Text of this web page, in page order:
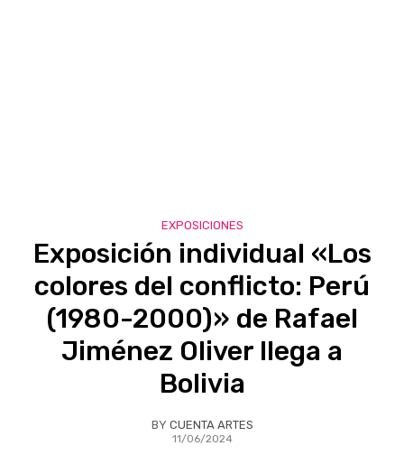
EXPOSICIONES
Exposición individual «Los
colores del conflicto: Perú
(1980-2000)» de Rafael
Jiménez Oliver llega a
Bolivia
BY CUENTA ARTES
11/06/2024